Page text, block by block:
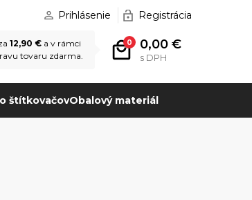
Prihlásenie Registrácia
0 0,00 €
s DPH
12,90 € a v rámci
tovaru zdarma.
štítkovačovObalový materiál